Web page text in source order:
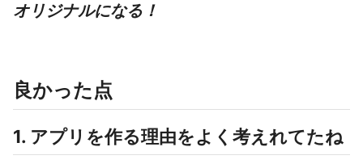
オリジナルになる！
良かった点
1. アプリを作る理由をよく考えれてたね